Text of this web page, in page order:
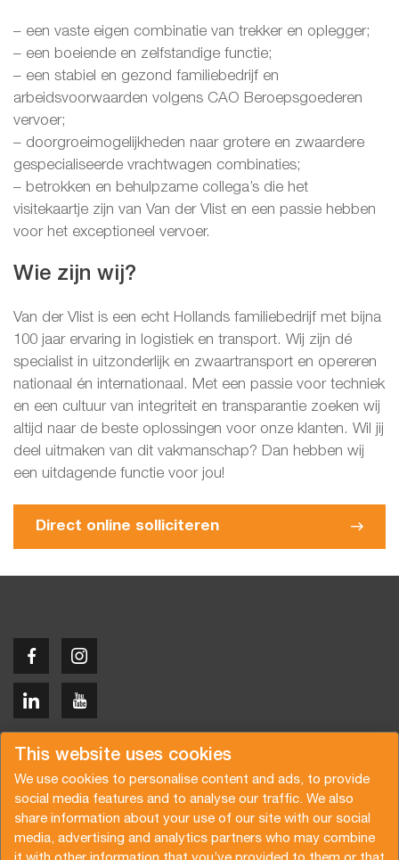
This website uses cookies
We use cookies to personalise content and ads, to provide
social media features and to analyse our traffic. We also
share information about your use of our site with our social
media, advertising and analytics partners who may combine
– een vaste eigen combinatie van trekker en oplegger;
– een boeiende en zelfstandige functie;
– een stabiel en gezond familiebedrijf en
arbeidsvoorwaarden volgens CAO Beroepsgoederen
vervoer;
– doorgroeimogelijkheden naar grotere en zwaardere
gespecialiseerde vrachtwagen combinaties;
– betrokken en behulpzame collega’s die het
visitekaartje zijn van Van der Vlist en een passie hebben
voor het exceptioneel vervoer.
Wie zijn wij?
Van der Vlist is een echt Hollands familiebedrijf met bijna
100 jaar ervaring in logistiek en transport. Wij zijn dé
specialist in uitzonderlijk en zwaartransport en opereren
nationaal én internationaal. Met een passie voor techniek
en een cultuur van integriteit en transparantie zoeken wij
altijd naar de beste oplossingen voor onze klanten. Wil jij
deel uitmaken van dit vakmanschap? Dan hebben wij
een uitdagende functie voor jou!
Direct online solliciteren
Copyright © 2026 Van der Vlist